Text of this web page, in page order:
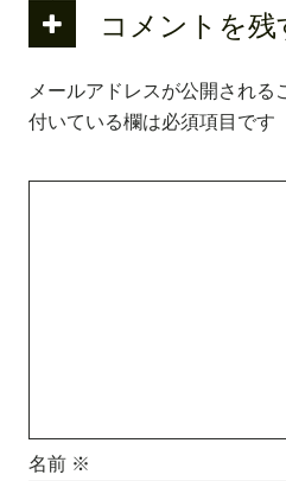
コメントを残
メールアドレスが公開される
付いている欄は必須項目です
名前 ※